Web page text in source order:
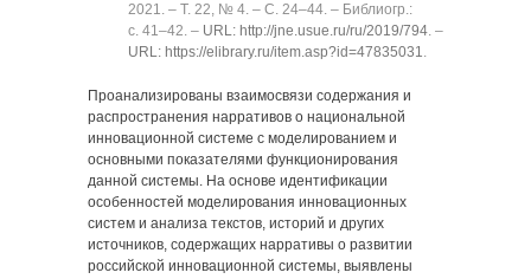
2021. ‒ Т. 22, № 4. ‒ C. 24‒44. ‒ Библиогр.:
с. 41‒42. ‒ URL: http://jne.usue.ru/ru/2019/794. ‒
URL: https://elibrary.ru/item.asp?id=47835031.
Проанализированы взаимосвязи содержания и
распространения нарративов о национальной
инновационной системе с моделированием и
основными показателями функционирования
данной системы. На основе идентификации
особенностей моделирования инновационных
систем и анализа текстов, историй и других
источников, содержащих нарративы о развитии
российской инновационной системы, выявлены